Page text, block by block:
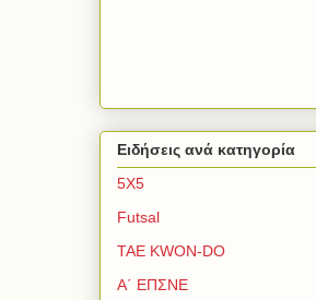
Ειδήσεις ανά κατηγορία
5Χ5
Futsal
TAE KWON-DO
Α΄ ΕΠΣΝΕ